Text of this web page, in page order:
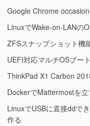
Google Chrome
LinuxでWake-on-LANの
ZFSスナップショット機
UEFI対応マルチOSブー
ThinkPad X1 Carbon
DockerでMattermostを
LinuxでUSBに直接ddで
作る